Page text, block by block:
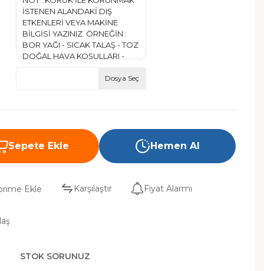
Dosya Seç
Sepete Ekle Hemen Al
Karşılaştır Fiyat Alarmı
STOK SORUNUZ